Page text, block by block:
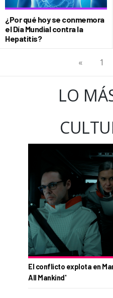
CULTURIZANDO.COM
¿Por qué hoy se conmemora
el Día Mundial contra la
Hepatitis?
« 1
LO
El conflicto explota en
All Mankind'